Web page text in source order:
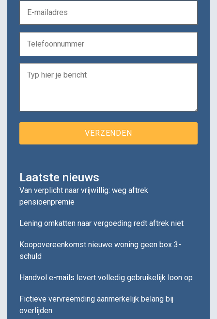
Laatste nieuws
Van verplicht naar vrijwillig: weg aftrek
pensioenpremie
Lening omkatten naar vergoeding redt aftrek niet
Koopovereenkomst nieuwe woning geen box 3-
schuld
Handvol e-mails levert volledig gebruikelijk loon op
Fictieve vervreemding aanmerkelijk belang bij
overlijden